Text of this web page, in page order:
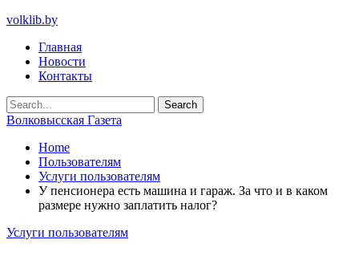
volklib.by
Главная
Новости
Контакты
Волковысская Газета
Home
Пользователям
Услуги пользователям
У пенсионера есть машина и гараж. За что и в каком
размере нужно заплатить налог?
Услуги пользователям